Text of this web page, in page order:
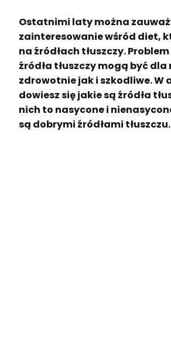
Ostatnimi laty można
zainteresowanie wśród diet,
na źródłach tłuszczy.
źródła tłuszczy mogą być
zdrowotnie jak i szkodliwe. W
dowiesz się jakie są źródła
nich to nasycone i
są dobrymi źródłami tłuszczu.